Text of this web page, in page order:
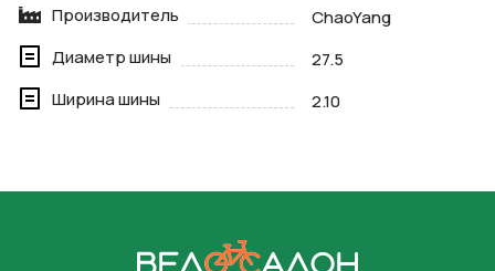
Производитель
ChaoYang
Диаметр шины
27.5
Ширина шины
2.10